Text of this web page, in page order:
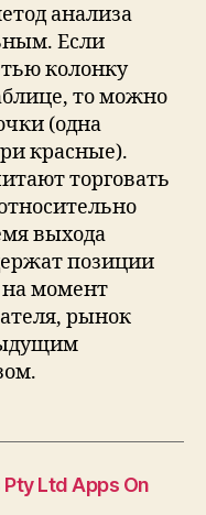
анализа
Если
колонку
то можно
(одна
красные).
торговать
выхода
позиции
момент
рынок
Ltd Apps On